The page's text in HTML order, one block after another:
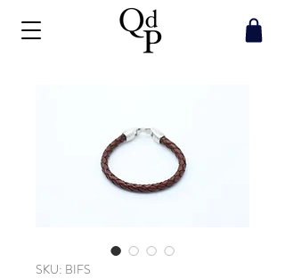
SKU: BIFS